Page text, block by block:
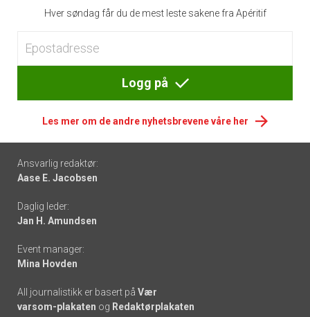
Hver søndag får du de mest leste sakene fra Apéritif
Logg på
Les mer om de andre nyhetsbrevene våre her
Footer
-
links
Ansvarlig redaktør:
Aase E. Jacobsen
Daglig leder:
Jan H. Amundsen
Event manager:
Mina Hovden
All journalistikk er basert på Vær
varsom-plakaten og Redaktørplakaten